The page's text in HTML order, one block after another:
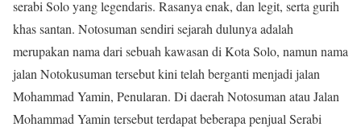
serabi Solo yang legendaris. Rasanya enak, dan legit, serta gurih
khas santan. Notosuman sendiri sejarah dulunya adalah
merupakan nama dari sebuah kawasan di Kota Solo, namun nama
jalan Notokusuman tersebut kini telah berganti menjadi jalan
Mohammad Yamin, Penularan. Di daerah Notosuman atau Jalan
Mohammad Yamin tersebut terdapat beberapa penjual Serabi